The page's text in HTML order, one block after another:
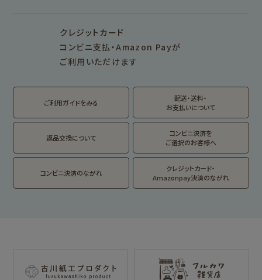
フルカワはんこの商品を見る スタンプパッドの商品を見る
サンリオキャラクタ
ーズ
おやつパーティ
トビマツショウイチ
ロウ
トコロコムギ
アルプスの少女ハイ
ジ
Lipton BEAR'S
カルビーレトロ
サンリオキャラクタ
ーズ
フルーツマーケット
お菓子などうぶつ
工房
キャラクター別
翠 sui の商品を見る 結々 yuiyui の商品を見る
クレジットカード
コンビニ支払・Amazon Payが
ご利用いただけます
ご利用ガイドをみる
配送・送料・
お支払いについて
返品交換について
コンビニ決済を
ご選択のお客様へ
コンビニ決済のながれ
クレジットカード・
Amazonpay決済のながれ